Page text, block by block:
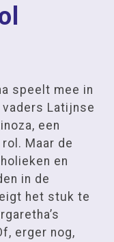
speelt mee in
Latijnse
een
Maar de
en
in de
het stuk te
erger nog,